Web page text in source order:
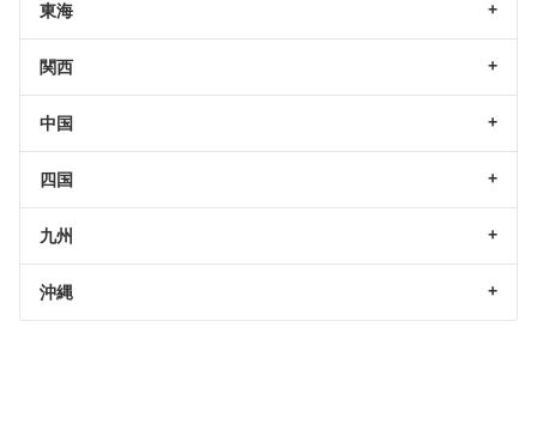
東海
関西
中国
四国
九州
沖縄